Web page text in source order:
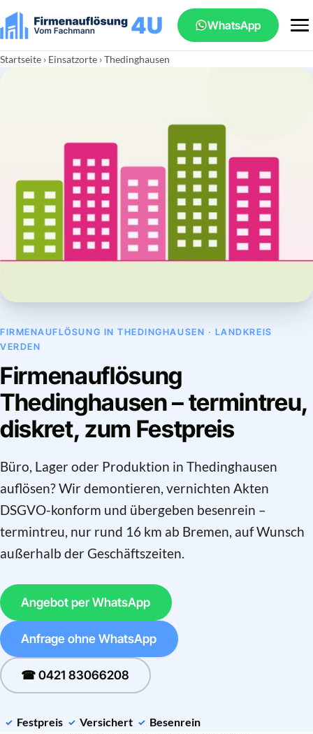
WhatsApp
Startseite › Einsatzorte › Thedinghausen
FIRMENAUFLÖSUNG IN THEDINGHAUSEN · LANDKREIS
VERDEN
Firmenauflösung
Thedinghausen – termintreu,
diskret, zum Festpreis
Büro, Lager oder Produktion in Thedinghausen
auflösen? Wir demontieren, vernichten Akten
DSGVO-konform und übergeben besenrein –
termintreu, nur rund 16 km ab Bremen, auf Wunsch
außerhalb der Geschäftszeiten.
Angebot per WhatsApp
Anfrage ohne WhatsApp
☎ 0421 83066208
Festpreis Versichert Besenrein